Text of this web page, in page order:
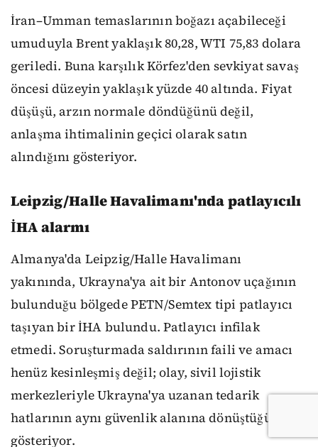
İran–Umman temaslarının boğazı açabileceği
umuduyla Brent yaklaşık 80,28, WTI 75,83 dolara
geriledi. Buna karşılık Körfez'den sevkiyat savaş
öncesi düzeyin yaklaşık yüzde 40 altında. Fiyat
düşüşü, arzın normale döndüğünü değil,
anlaşma ihtimalinin geçici olarak satın
alındığını gösteriyor.
Leipzig/Halle Havalimanı'nda patlayıcılı
İHA alarmı
Almanya'da Leipzig/Halle Havalimanı
yakınında, Ukrayna'ya ait bir Antonov uçağının
bulunduğu bölgede PETN/Semtex tipi patlayıcı
taşıyan bir İHA bulundu. Patlayıcı infilak
etmedi. Soruşturmada saldırının faili ve amacı
henüz kesinleşmiş değil; olay, sivil lojistik
merkezleriyle Ukrayna'ya uzanan tedarik
hatlarının aynı güvenlik alanına dönüştüğünü
gösteriyor.